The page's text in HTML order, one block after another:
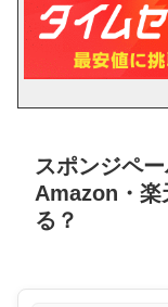
スポンジペ
Amazon・楽
る？